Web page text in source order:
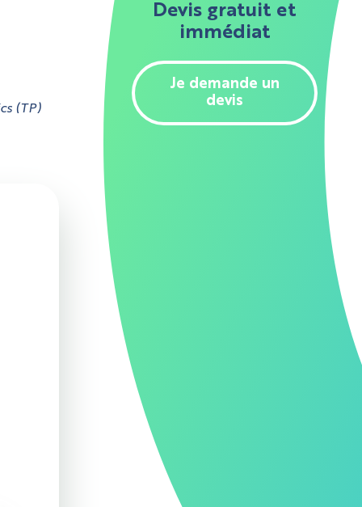
(TP)
Devis gratuit et
immédiat
Je demande un
devis